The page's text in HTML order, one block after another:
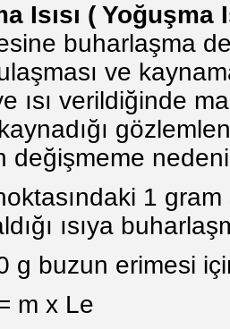
Isısı ( Yoğuşma
buharlaşma
ve
ısı verildiğinde
değişmeme
1
ısıya
g buzun erimesi
m x Le